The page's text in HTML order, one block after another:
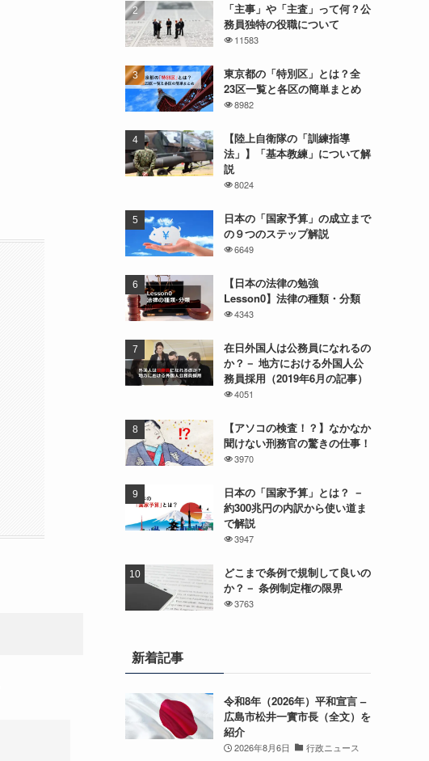
「主事」や「主査」って何？公
務員独特の役職について
11583
東京都の「特別区」とは？全
23区一覧と各区の簡単まとめ
8982
【陸上自衛隊の「訓練指導
法」】「基本教練」について解
説
8024
日本の「国家予算」の成立まで
の９つのステップ解説
6649
【日本の法律の勉強
Lesson0】法律の種類・分類
4343
在日外国人は公務員になれるの
か？－ 地方における外国人公
務員採用（2019年6月の記事）
4051
【アソコの検査！？】なかなか
聞けない刑務官の驚きの仕事！
3970
日本の「国家予算」とは？ －
約300兆円の内訳から使い道ま
で解説
3947
どこまで条例で規制して良いの
か？－ 条例制定権の限界
3763
新着記事
令和8年（2026年）平和宣言 –
広島市松井一實市長（全文）を
紹介
2026年8月6日 行政ニュース